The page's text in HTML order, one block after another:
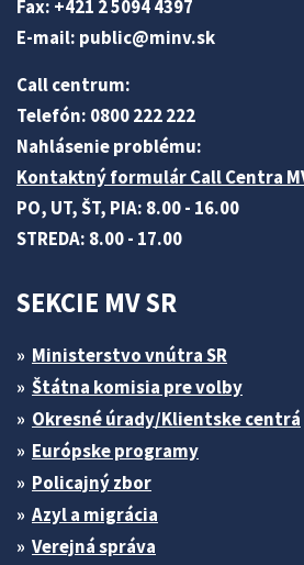
Fax: +421 2 5094 4397
E-mail: public@minv.sk
Call centrum:
Telefón: 0800 222 222
Nahlásenie problému:
Kontaktný formulár Call Centra
PO, UT, ŠT, PIA: 8.00 - 16.00
STREDA: 8.00 - 17.00
SEKCIE MV SR
Ministerstvo vnútra SR
Štátna komisia pre volby
Okresné úrady/Klientske centrá
Európske programy
Policajný zbor
Azyl a migrácia
Verejná správa